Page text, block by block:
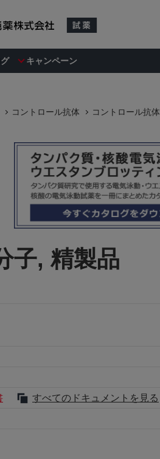
キャンペーン
コントロール抗体 コントロール抗体
子, 精製品
すべてのドキュメントを見る